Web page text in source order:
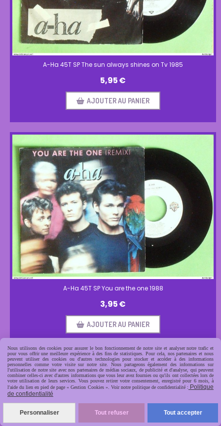
A-Ha 45T SP The sun always shines on Tv 1985
5,95€
AJOUTER AU PANIER
A-Ha 45T SP You are the one 1988
3,95€
AJOUTER AU PANIER
Nous utilisons des cookies pour assurer le bon fonctionnement de notre site et analyser notre trafic et
pour vous offrir une meilleure expérience à des fins de statistiques. Pour cela, nos partenaires et nous
peuvent utiliser des cookies ou d'autres technologies pour stocker et accéder à des informations
personnelles comme votre visite sur notre site. Nous partageons également des informations sur
l'utilisation de notre site avec nos partenaires de médias sociaux, de publicité et d'analyse, qui peuvent
combiner celles-ci avec d'autres informations que vous leur avez fournies ou qu'ils ont collectées lors de
votre utilisation de leurs services. Vous pouvez retirer votre consentement, enregistré pour 6 mois, à
l'aide du lien en pied de page « Gestion Cookies ». Voir notre politique de confidentialité : Politique
de confidentialité
Personnaliser Tout refuser Tout accepter